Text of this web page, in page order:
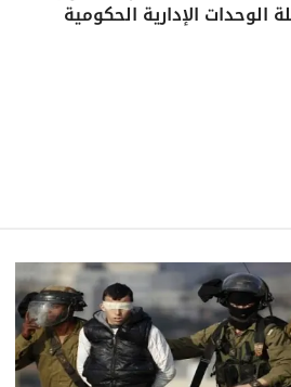
الوحدات الإدارية الحكومية